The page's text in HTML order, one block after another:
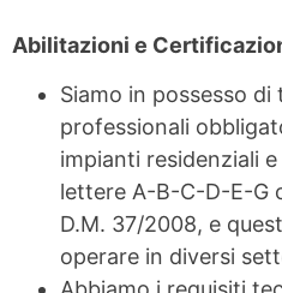
Abilitazioni e
Siamo in possesso
professionali
impianti residenziali
lettere A-B-C-D-E-G
D.M. 37/2008, e
operare in diversi